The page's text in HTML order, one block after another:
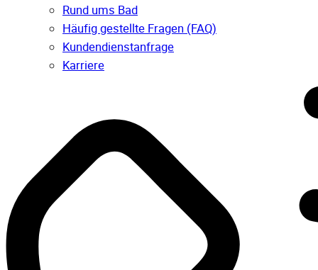
Rund ums Bad
Häufig gestellte Fragen (FAQ)
Kunden­dienst­anfrage
Karriere